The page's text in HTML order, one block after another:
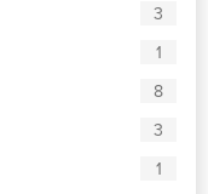
3
1
8
3
1